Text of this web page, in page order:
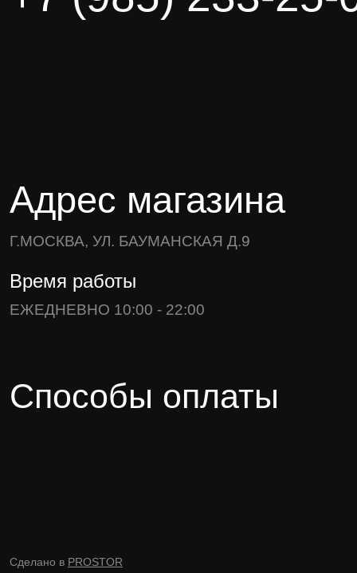
Адрес магазина
Г.МОСКВА, УЛ. БАУМАНСКАЯ Д.9
Время работы
ЕЖЕДНЕВНО 10:00 - 22:00
Способы оплаты
Сделано в PROSTOR